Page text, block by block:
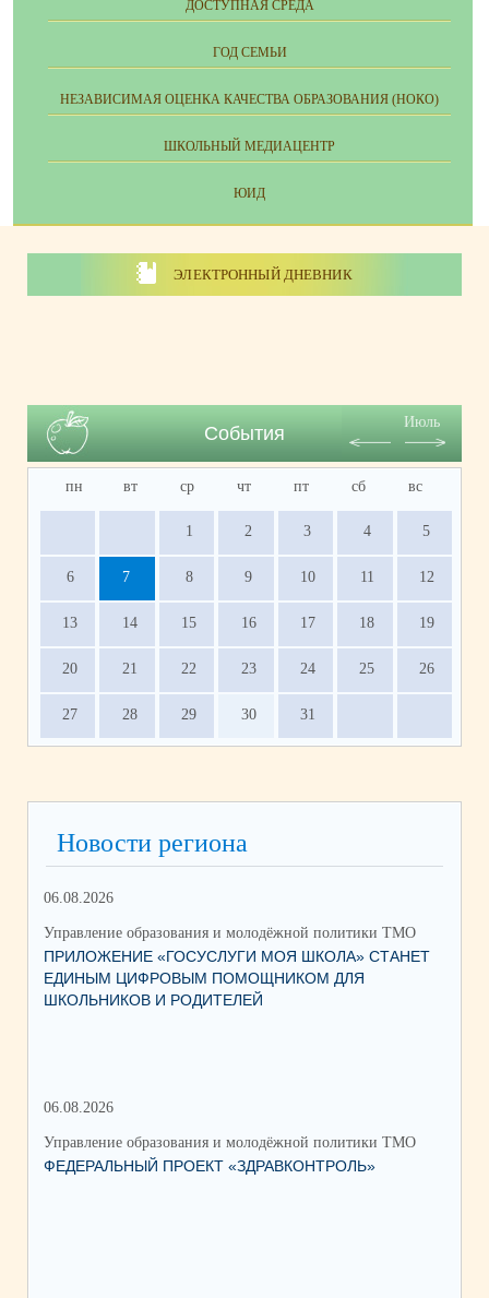
ДОСТУПНАЯ СРЕДА
ГОД СЕМЬИ
НЕЗАВИСИМАЯ ОЦЕНКА КАЧЕСТВА ОБРАЗОВАНИЯ (НОКО)
ШКОЛЬНЫЙ МЕДИАЦЕНТР
ЮИД
ЭЛЕКТРОННЫЙ ДНЕВНИК
События
Июль
пн вт ср чт пт сб вс
1 2 3 4 5
6 7 8 9 10 11 12
13 14 15 16 17 18 19
20 21 22 23 24 25 26
27 28 29 30 31
Новости региона
06.08.2026
Управление образования и молодёжной политики ТМО
ПРИЛОЖЕНИЕ «ГОСУСЛУГИ МОЯ ШКОЛА» СТАНЕТ
ЕДИНЫМ ЦИФРОВЫМ ПОМОЩНИКОМ ДЛЯ
ШКОЛЬНИКОВ И РОДИТЕЛЕЙ
06.08.2026
Управление образования и молодёжной политики ТМО
ФЕДЕРАЛЬНЫЙ ПРОЕКТ «ЗДРАВКОНТРОЛЬ»